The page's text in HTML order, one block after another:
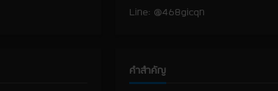
Line: @468gicqn
คำสำคัญ